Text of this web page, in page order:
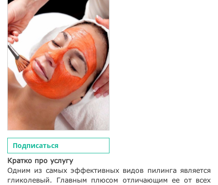
Подписаться
Кратко про услугу
Одним из самых эффективных видов пилинга является
гликолевый. Главным плюсом отличающим ее от всех